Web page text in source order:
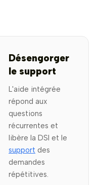
Désengorger
le support
L'aide intégrée
répond aux
questions
récurrentes et
libère la DSI et le
support des
demandes
répétitives.